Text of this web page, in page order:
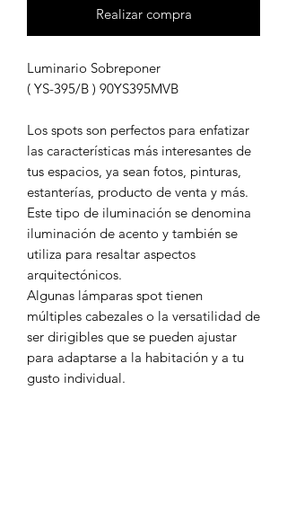
Realizar compra
Luminario Sobreponer
( YS-395/B ) 90YS395MVB
Los spots son perfectos para enfatizar
las características más interesantes de
tus espacios, ya sean fotos, pinturas,
estanterías, producto de venta y más.
Este tipo de iluminación se denomina
iluminación de acento y también se
utiliza para resaltar aspectos
arquitectónicos.
Algunas lámparas spot tienen
múltiples cabezales o la versatilidad de
ser dirigibles que se pueden ajustar
para adaptarse a la habitación y a tu
gusto individual.